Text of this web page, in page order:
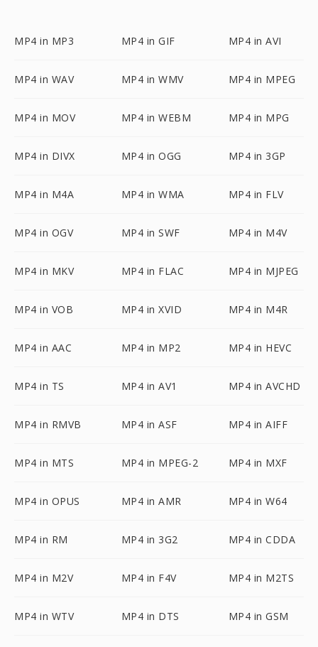
MP4 in MP3 MP4 in GIF MP4 in AVI
MP4 in WAV MP4 in WMV MP4 in MPEG
MP4 in MOV MP4 in WEBM MP4 in MPG
MP4 in DIVX MP4 in OGG MP4 in 3GP
MP4 in M4A MP4 in WMA MP4 in FLV
MP4 in OGV MP4 in SWF MP4 in M4V
MP4 in MKV MP4 in FLAC MP4 in MJPEG
MP4 in VOB MP4 in XVID MP4 in M4R
MP4 in AAC MP4 in MP2 MP4 in HEVC
MP4 in TS MP4 in AV1 MP4 in AVCHD
MP4 in RMVB MP4 in ASF MP4 in AIFF
MP4 in MTS MP4 in MPEG-2 MP4 in MXF
MP4 in OPUS MP4 in AMR MP4 in W64
MP4 in RM MP4 in 3G2 MP4 in CDDA
MP4 in M2V MP4 in F4V MP4 in M2TS
MP4 in WTV MP4 in DTS MP4 in GSM